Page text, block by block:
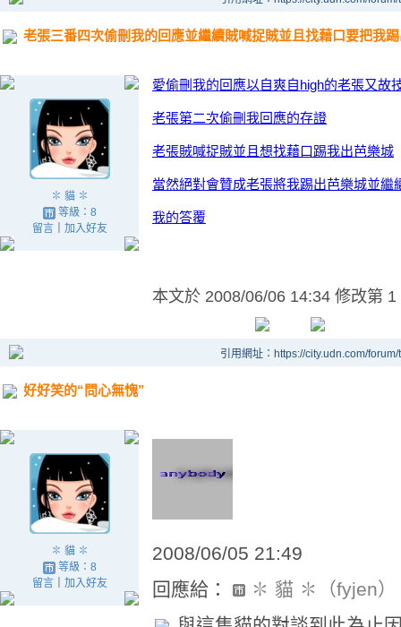
老張三番四次偷刪我的回應並繼續賊喊捉賊並且找藉口要把我
✽ 貓 ✽
等級：8
留言｜ 加入好友
愛偷刪我的回應以自爽自high的老張又故
老張第二次偷刪我回應的存證
老張賊喊捉賊並且想找藉口踢我出芭樂城
當然絕對會贊成老張將我踢出芭樂城並繼
我的答覆
本文於 2008/06/06 14:34 修改第 1
引用網址：https://city.udn.com/
好好笑的“問心無愧”
✽ 貓 ✽
等級：8
留言｜ 加入好友
2008/06/05 21:49
回應給：
✽ 貓 ✽（fyjen）